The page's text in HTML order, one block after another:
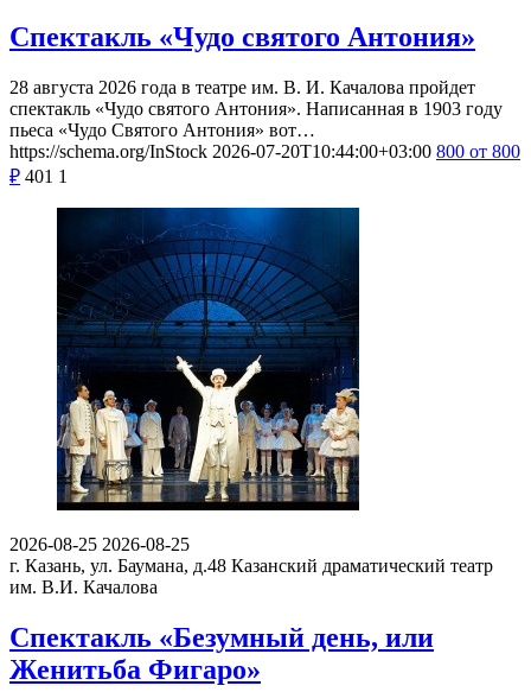
Спектакль «Чудо святого Антония»
28 августа 2026 года в театре им. В. И. Качалова пройдет
спектакль «Чудо святого Антония». Написанная в 1903 году
пьеса «Чудо Святого Антония» вот…
https://schema.org/InStock 2026-07-20T10:44:00+03:00 800 от 800
₽ 401 1
2026-08-25 2026-08-25
г. Казань, ул. Баумана, д.48 Казанский драматический театр
им. В.И. Качалова
Спектакль «Безумный день, или
Женитьба Фигаро»